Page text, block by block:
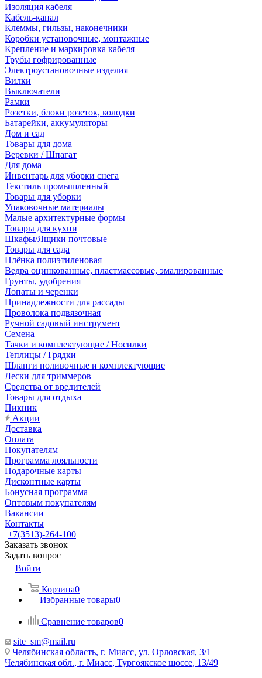
Изоляция кабеля
Кабель-канал
Клеммы, гильзы, наконечники
Коробки установочные, монтажные
Крепление и маркировка кабеля
Трубы гофрированные
Электроустановочные изделия
Вилки
Выключатели
Рамки
Розетки, блоки розеток, колодки
Батарейки, аккумуляторы
Дом и сад
Товары для дома
Веревки / Шпагат
Для дома
Инвентарь для уборки снега
Текстиль промышленный
Товары для уборки
Упаковочные материалы
Малые архитектурные формы
Товары для кухни
Шкафы/Ящики почтовые
Товары для сада
Плёнка полиэтиленовая
Ведра оцинкованные, пластмассовые, эмалированные
Грунты, удобрения
Лопаты и черенки
Принадлежности для рассады
Проволока подвязочная
Ручной садовый инструмент
Семена
Тачки и комплектующие / Носилки
Теплицы / Грядки
Шланги поливочные и комплектующие
Лески для триммеров
Средства от вредителей
Товары для отдыха
Пикник
Акции
Доставка
Оплата
Покупателям
Программа лояльности
Подарочные карты
Дисконтные карты
Бонусная программа
Оптовым покупателям
Вакансии
Контакты
+7(3513)-264-100
Заказать звонок
Задать вопрос
Войти
Корзина0
Избранные товары0
Сравнение товаров0
site_sm@mail.ru
Челябинская область, г. Миасс, ул. Орловская, 3/1
Челябинская обл., г. Миасс, Тургоякское шоссе, 13/49